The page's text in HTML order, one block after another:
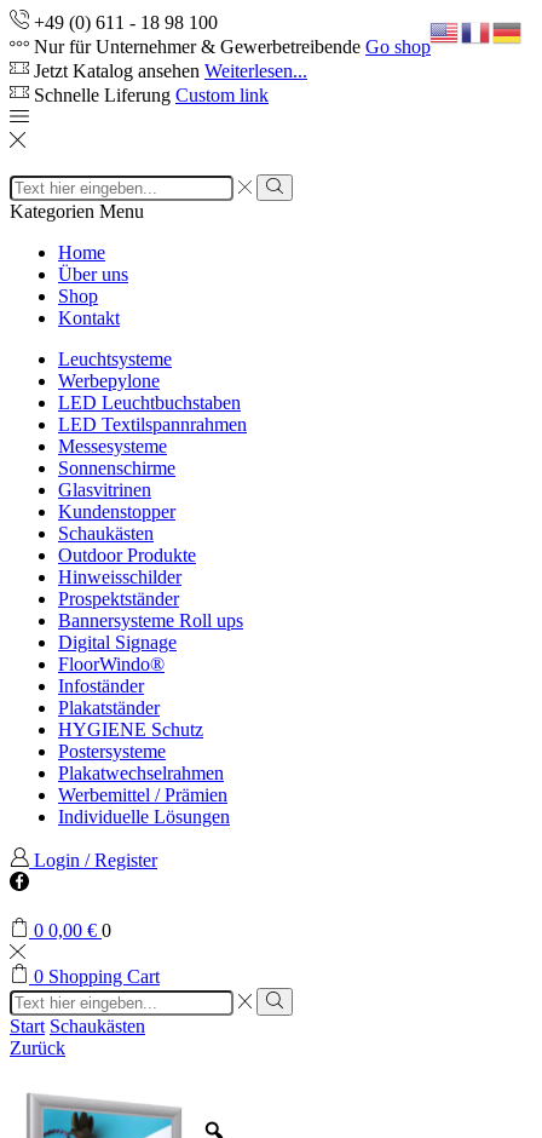
+49 (0) 611 - 18 98 100
Nur für Unternehmer & Gewerbetreibende Go shop
Jetzt Katalog ansehen Weiterlesen...
Schnelle Liferung Custom link
Search
input
Search
Kategorien Menu
Home
Über uns
Shop
Kontakt
Leuchtsysteme
Werbepylone
LED Leuchtbuchstaben
LED Textilspannrahmen
Messesysteme
Sonnenschirme
Glasvitrinen
Kundenstopper
Schaukästen
Outdoor Produkte
Hinweisschilder
Prospektständer
Bannersysteme Roll ups
Digital Signage
FloorWindo®
Infoständer
Plakatständer
HYGIENE Schutz
Postersysteme
Plakatwechselrahmen
Werbemittel / Prämien
Individuelle Lösungen
Login / Register
Facebook
0 0,00 € 0
0 Shopping Cart
Search
input
Search
Start Schaukästen
Zurück